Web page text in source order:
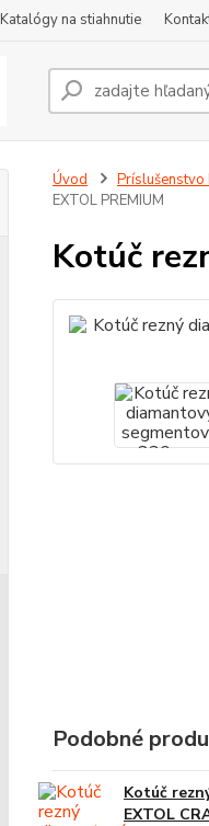
Katalógy na stiahnutie
Úvod Príslušenstvo
EXTOL PREMIUM
Kotúč
Podobné
Kotúč
EXTOL